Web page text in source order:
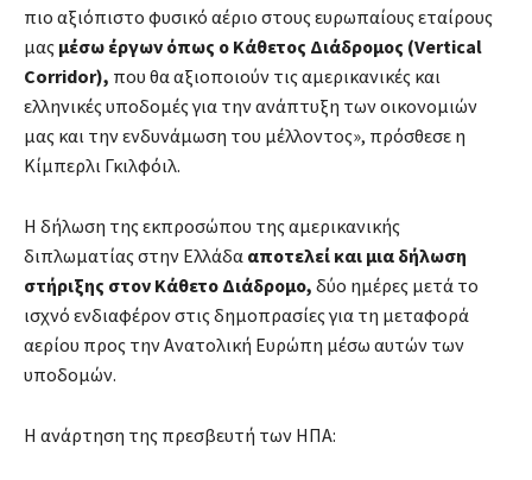
πιο αξιόπιστο φυσικό αέριο στους ευρωπαίους εταίρους
μας μέσω έργων όπως ο Κάθετος Διάδρομος (Vertical
Corridor), που θα αξιοποιούν τις αμερικανικές και
ελληνικές υποδομές για την ανάπτυξη των οικονομιών
μας και την ενδυνάμωση του μέλλοντος», πρόσθεσε η
Κίμπερλι Γκιλφόιλ.
Η δήλωση της εκπροσώπου της αμερικανικής
διπλωματίας στην Ελλάδα αποτελεί και μια δήλωση
στήριξης στον Κάθετο Διάδρομο, δύο ημέρες μετά το
ισχνό ενδιαφέρον στις δημοπρασίες για τη μεταφορά
αερίου προς την Ανατολική Ευρώπη μέσω αυτών των
υποδομών.
Η ανάρτηση της πρεσβευτή των ΗΠΑ: